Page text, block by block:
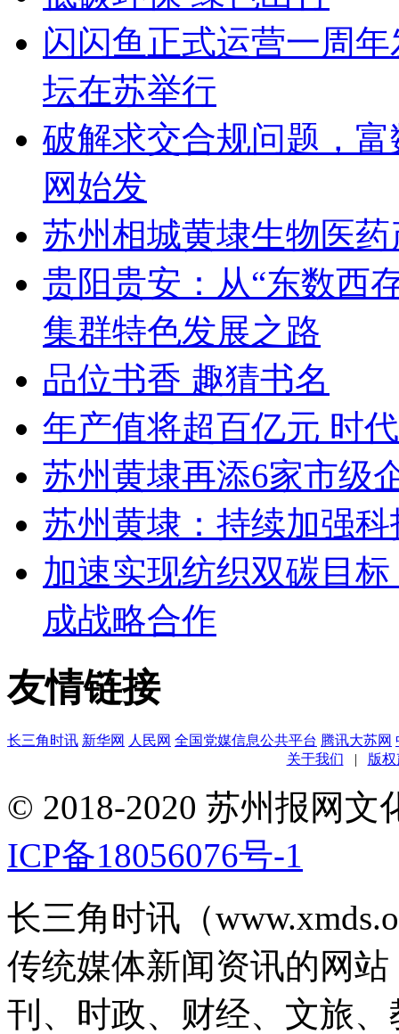
闪闪鱼正式运营一周
坛在苏举行
破解求交合规问题，
网始发
苏州相城黄埭生物医
贵阳贵安：从“东数西
集群特色发展之路
品位书香 趣猜书名
年产值将超百亿元 时
苏州黄埭再添6家市级
苏州黄埭：持续加强
加速实现纺织双碳目
成战略合作
友情链接
长三角时讯 新华网 人民网 全国党媒信息公共平台 腾讯大苏网
关于我们
| 版
© 2018-2020 苏州报网
ICP备18056076号-1
长三角时讯（
传统媒体新闻资讯的网
刊、时政、财经、文旅